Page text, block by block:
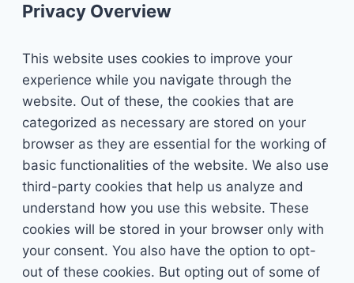
Privacy Overview
This website uses cookies to improve your
experience while you navigate through the
website. Out of these, the cookies that are
categorized as necessary are stored on your
browser as they are essential for the working of
basic functionalities of the website. We also use
third-party cookies that help us analyze and
understand how you use this website. These
cookies will be stored in your browser only with
your consent. You also have the option to opt-
out of these cookies. But opting out of some of